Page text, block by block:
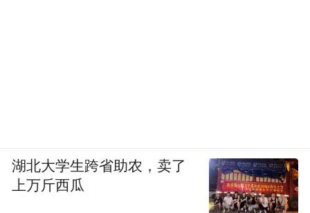
湖北大学生跨省助农，卖了
上万斤西瓜